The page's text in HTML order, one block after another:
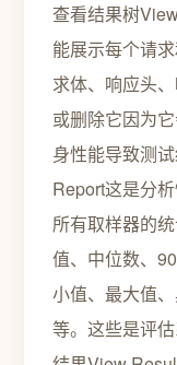
查看结果树
能展示每个请
求体、响应头
或删除它因为
身性能导致测
Report这是分
所有取样器的
值、中位数、
小值、最大值
等。这些是评